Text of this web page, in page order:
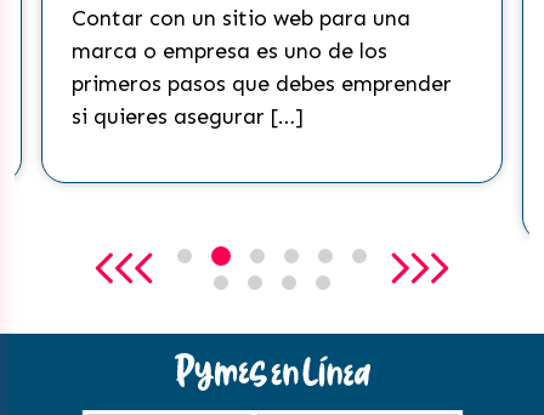
Contar con un sitio web para una
marca o empresa es uno de los
primeros pasos que debes emprender
si quieres asegurar […]